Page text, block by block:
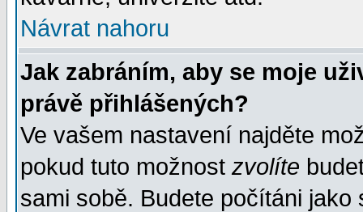
Návrat nahoru
Jak zabráním, aby se moje
právě přihlášených?
Ve vašem nastavení najděte
pokud tuto možnost zvolíte
sami sobě. Budete počítáni jako